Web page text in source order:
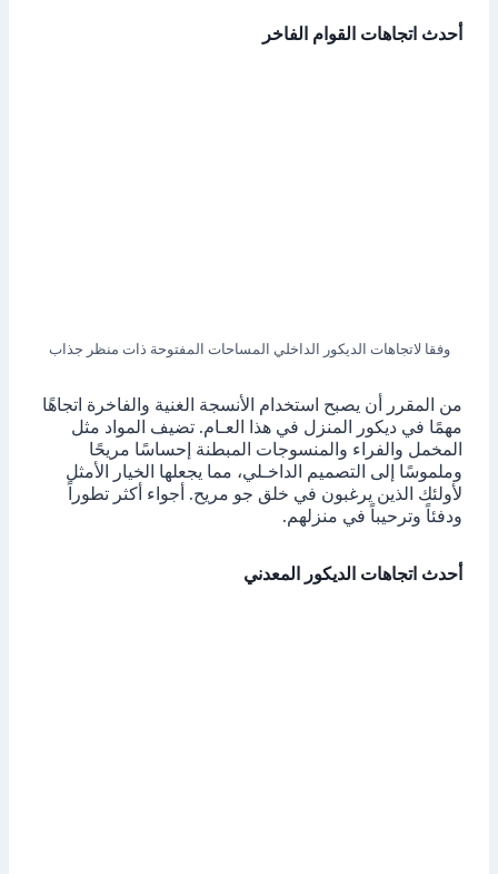
أحدث اتجاهات القوام الفاخر
وفقا لاتجاهات الديكور الداخلي المساحات المفتوحة ذات منظر جذاب
من المقرر أن يصبح استخدام الأنسجة الغنية والفاخرة اتجاهًا
مهمًا في ديكور المنزل في هذا العـام. تضيف المواد مثل
المخمل والفراء والمنسوجات المبطنة إحساسًا مريحًا
وملموسًا إلى التصميم الداخـلي، مما يجعلها الخيار الأمثل
لأولئك الذين يرغبون في خلق جو مريح. أجواء أكثر تطوراً
ودفئاً وترحيباً في منزلهم.
أحدث اتجاهات الديكور المعدني